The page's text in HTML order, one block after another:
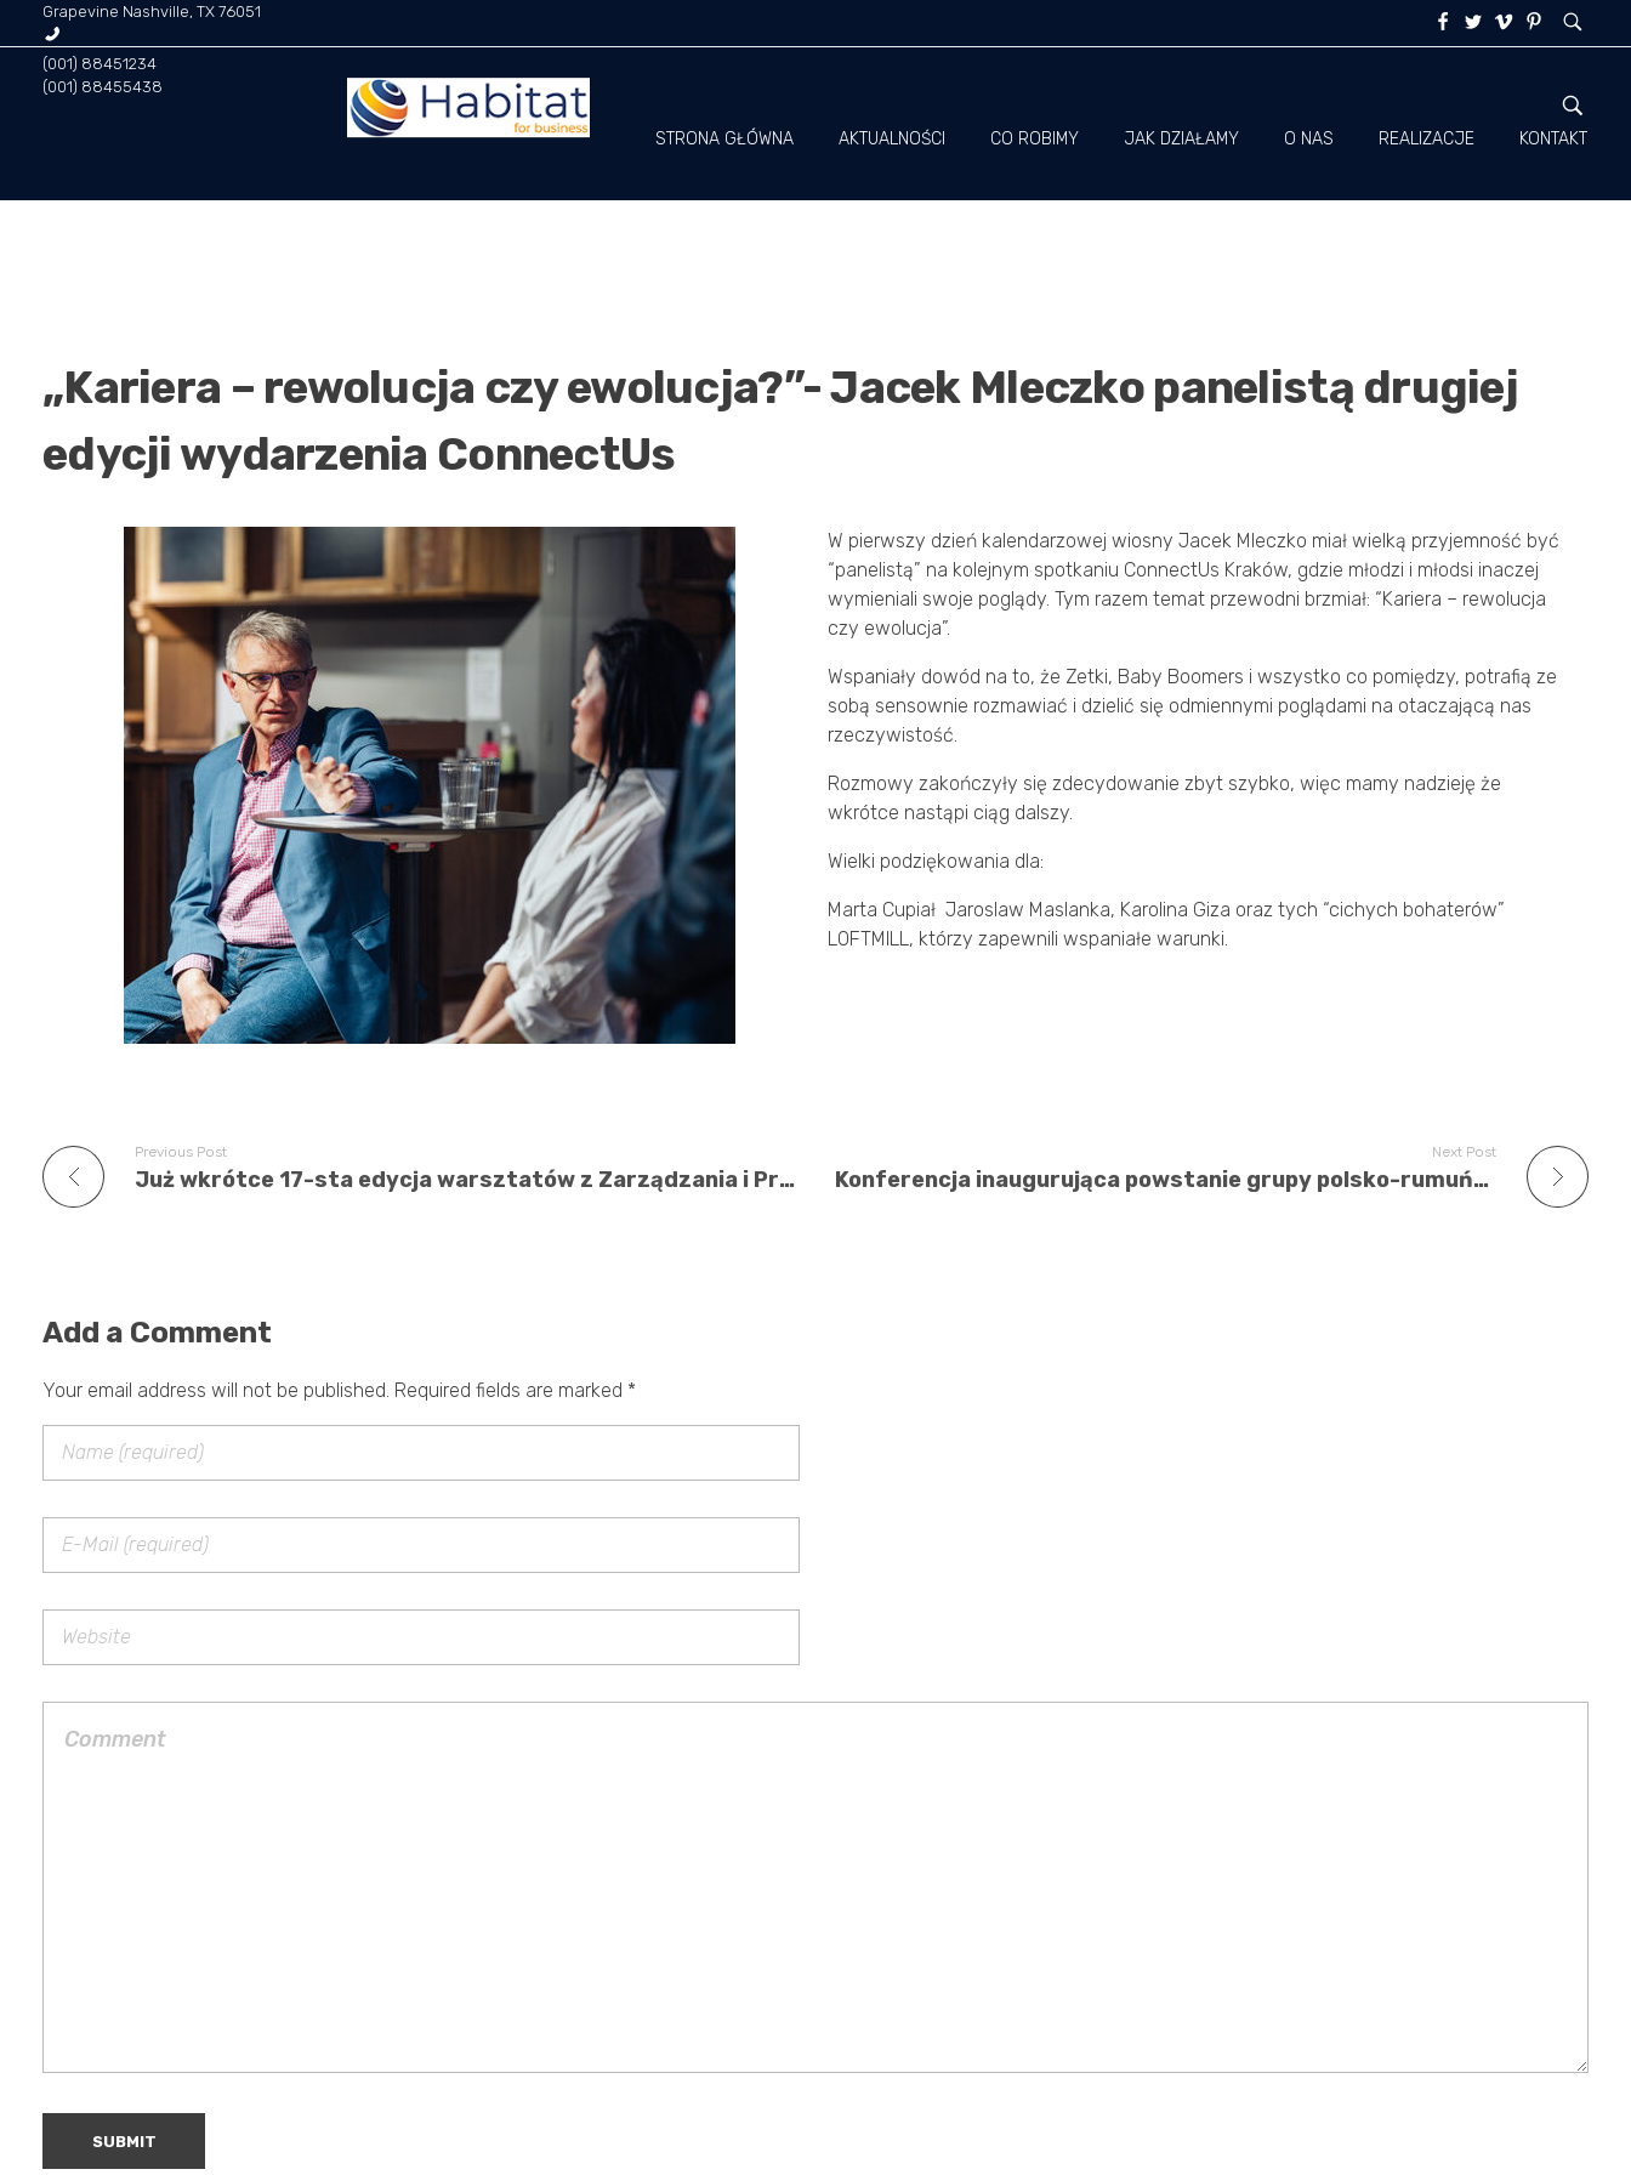
Grapevine Nashville, TX 76051
(001) 88451234
(001) 88455438
STRONA GŁÓWNA AKTUALNOŚCI CO ROBIMY JAK DZIAŁAMY O NAS REALIZACJE KONTAKT
„Kariera – rewolucja czy ewolucja?”- Jacek Mleczko panelistą drugiej
edycji wydarzenia ConnectUs
W pierwszy dzień kalendarzowej wiosny Jacek Mleczko miał wielką przyjemność być
“panelistą” na kolejnym spotkaniu ConnectUs Kraków, gdzie młodzi i młodsi inaczej
wymieniali swoje poglądy. Tym razem temat przewodni brzmiał: “Kariera – rewolucja
czy ewolucja”.
Wspaniały dowód na to, że Zetki, Baby Boomers i wszystko co pomiędzy, potrafią ze
sobą sensownie rozmawiać i dzielić się odmiennymi poglądami na otaczającą nas
rzeczywistość.
Rozmowy zakończyły się zdecydowanie zbyt szybko, więc mamy nadzieję że
wkrótce nastąpi ciąg dalszy.
Wielki podziękowania dla:
Marta Cupiał Jaroslaw Maslanka, Karolina Giza oraz tych “cichych bohaterów”
LOFTMILL, którzy zapewnili wspaniałe warunki.
Previous Post
Już wkrótce 17-sta edycja warsztatów z Zarządzania i Przywództwa
Next Post
Konferencja inaugurująca powstanie grupy polsko-rumuńskiej, związanej z wymianą gospodarczą
Add a Comment
Your email address will not be published. Required fields are marked *